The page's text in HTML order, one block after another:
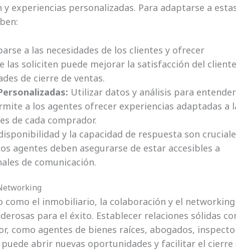
experiencias personalizadas. Para adaptarse a
a las necesidades de los clientes y ofrecer
las soliciten puede mejorar la satisfacción del
de cierre de ventas.
Utilizar datos y análisis para entender
a los agentes ofrecer experiencias adaptadas a
de cada comprador.
y la capacidad de respuesta son
agentes deben asegurarse de estar accesibles a
de comunicación.
como el inmobiliario, la colaboración y el networking
para el éxito. Establecer relaciones sólidas
como agentes de bienes raíces, abogados,
abrir nuevas oportunidades y facilitar el cierre